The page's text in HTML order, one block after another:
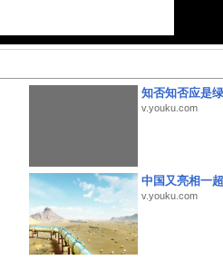
知否知否应是
v.youku.com
中国又亮相一
v.youku.com